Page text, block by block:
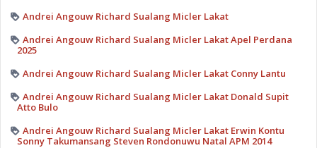
Andrei Angouw Richard Sualang Micler Lakat
Andrei Angouw Richard Sualang Micler Lakat Apel Perdana
2025
Andrei Angouw Richard Sualang Micler Lakat Conny Lantu
Andrei Angouw Richard Sualang Micler Lakat Donald Supit
Atto Bulo
Andrei Angouw Richard Sualang Micler Lakat Erwin Kontu
Sonny Takumansang Steven Rondonuwu Natal APM 2014